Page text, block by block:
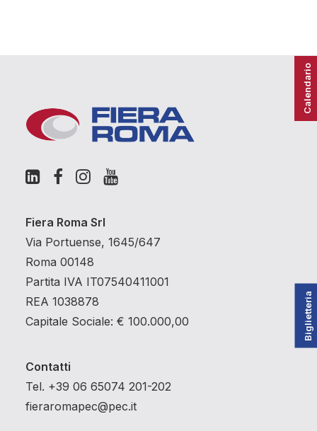
Fiera Roma Srl
Via Portuense, 1645/647
Roma 00148
Partita IVA IT07540411001
REA 1038878
Capitale Sociale: € 100.000,00
Contatti
Tel. +39 06 65074 201-202
fieraromapec@pec.it
Biglietteria
Calendario